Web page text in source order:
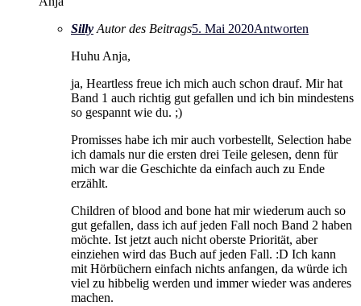
Silly Autor des Beitrags5. Mai 2020Antworten
Huhu Anja,
ja, Heartless freue ich mich auch schon drauf. Mir hat
Band 1 auch richtig gut gefallen und ich bin mindestens
so gespannt wie du. ;)
Promisses habe ich mir auch vorbestellt, Selection habe
ich damals nur die ersten drei Teile gelesen, denn für
mich war die Geschichte da einfach auch zu Ende
erzählt.
Children of blood and bone hat mir wiederum auch so
gut gefallen, dass ich auf jeden Fall noch Band 2 haben
möchte. Ist jetzt auch nicht oberste Priorität, aber
einziehen wird das Buch auf jeden Fall. :D Ich kann
mit Hörbüchern einfach nichts anfangen, da würde ich
viel zu hibbelig werden und immer wieder was anderes
machen.